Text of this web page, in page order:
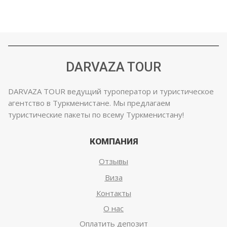
DARVAZA TOUR
DARVAZA TOUR ведущий туроператор и туристическое
агентство в Туркменистане. Мы предлагаем
туристические пакеты по всему Туркменистану!
КОМПАНИЯ
Отзывы
Виза
Контакты
О нас
Оплатить депозит